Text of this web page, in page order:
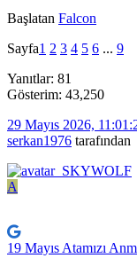
Başlatan Falcon
Sayfa1 2 3 4 5 6 ... 9
Yanıtlar: 81
Gösterim: 43,250
29 Mayıs 2026,
serkan1976 tarafından
A
19 Mayıs Atamızı